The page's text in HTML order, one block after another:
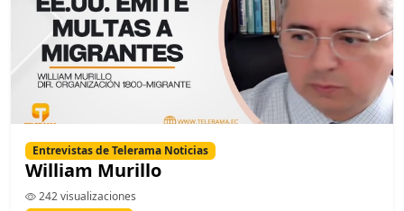
Entrevistas de Telerama Noticias
William Murillo
242 visualizaciones